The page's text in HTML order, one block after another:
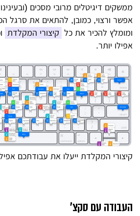
ממשקים דיגיטלים מרובי מסכים
אפשר ורצוי, כמובן, להתאים את סרגל
ומומלץ להכיר את כל קיצורי המקלדת
אפילו יותר.
קיצורי המקלדת ייעלו את עבודתכם
העבודה עם סקצ'